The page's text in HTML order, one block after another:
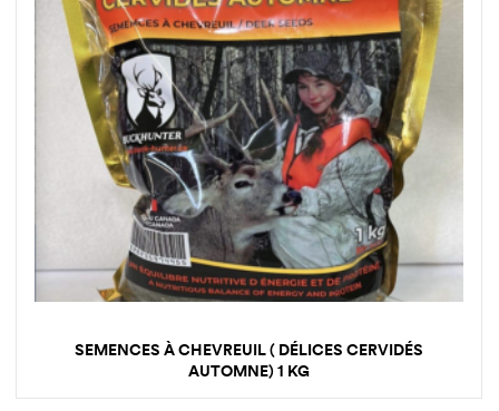
SEMENCES À CHEVREUIL ( DÉLICES CERVIDÉS
AUTOMNE) 1 KG